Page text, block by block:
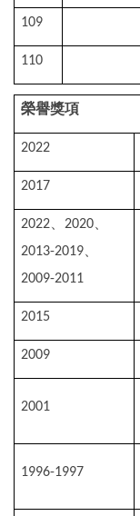
109
110
榮譽獎項
2022
2017
2022 2020
2013-2019
2009-2011
2015
2009
2001
1996-1997